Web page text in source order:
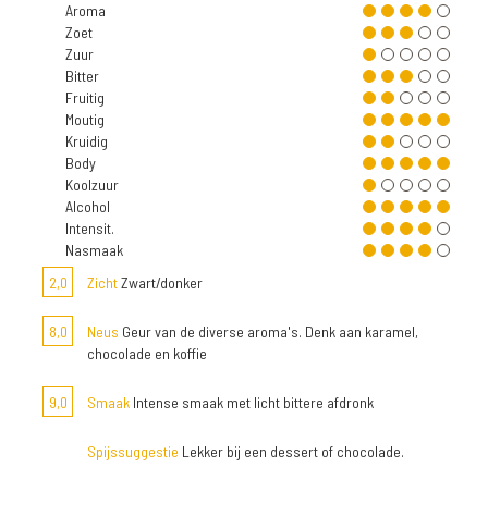
Aroma
Zoet
Zuur
Bitter
Fruitig
Moutig
Kruidig
Body
Koolzuur
Alcohol
Intensit.
Nasmaak
2,0
ZichtZwart/donker
8,0 Neus Geur van de diverse aroma's. Denk aan karamel,
chocolade en koffie
9,0 Smaak Intense smaak met licht bittere afdronk
Spijssuggestie Lekker bij een dessert of chocolade.